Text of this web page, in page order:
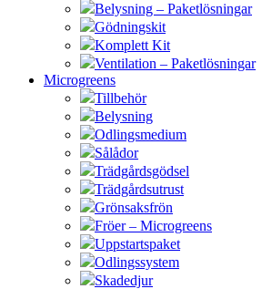
Belysning – Paketlösningar
Gödningskit
Komplett Kit
Ventilation – Paketlösningar
Microgreens
Tillbehör
Belysning
Odlingsmedium
Sålådor
Trädgårdsgödsel
Trädgårdsutrust
Grönsaksfrön
Fröer – Microgreens
Uppstartspaket
Odlingssystem
Skadedjur